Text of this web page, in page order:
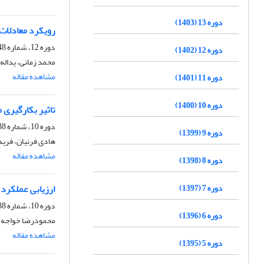
رویکرد
دوره 12، شماره 48، زمستان 1402، صفحه
محمد زمانی،
مشاهده مقاله
تاثیر
دوره 10، شماره 38، تابستان 1400، صفحه
هادی فرنیان،
مشاهده مقاله
ارزیابی
دوره 10، شماره 38، تابستان 1400، صفحه
محمودرضا
مشاهده مقاله
دوره 13 (1403)
دوره 12 (1402)
دوره 11 (1401)
دوره 10 (1400)
دوره 9 (1399)
دوره 8 (1398)
دوره 7 (1397)
دوره 6 (1396)
دوره 5 (1395)